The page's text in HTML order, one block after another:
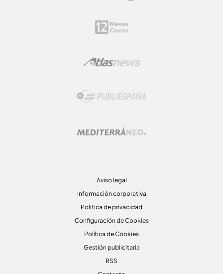
Aviso legal
Información corporativa
Politica de privacidad
Configuración de Cookies
Política de Cookies
Gestión publicitaria
RSS